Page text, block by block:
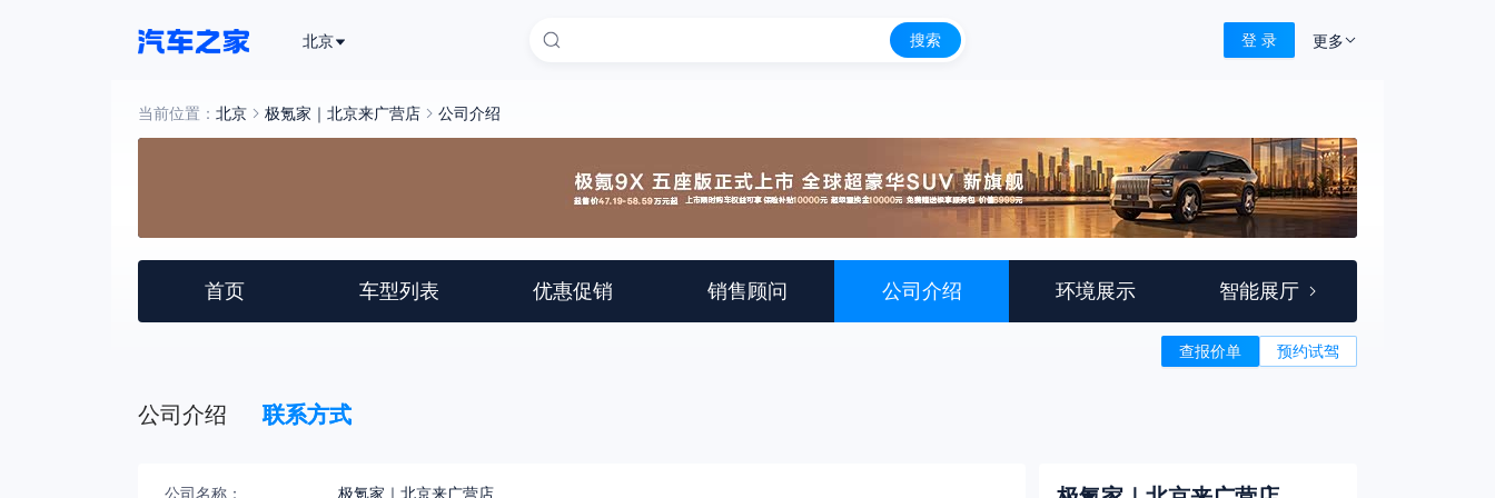
北京 搜索 更多
登 录
当前位置： 北京 极氪家｜北京来广营店 公司介绍
首页 车型列表 优惠促销 销售顾问 公司介绍 环境展示 智能展厅
查报价单 预约试驾
公司介绍 联系方式
公司名称：
极氪家｜北京来广营店